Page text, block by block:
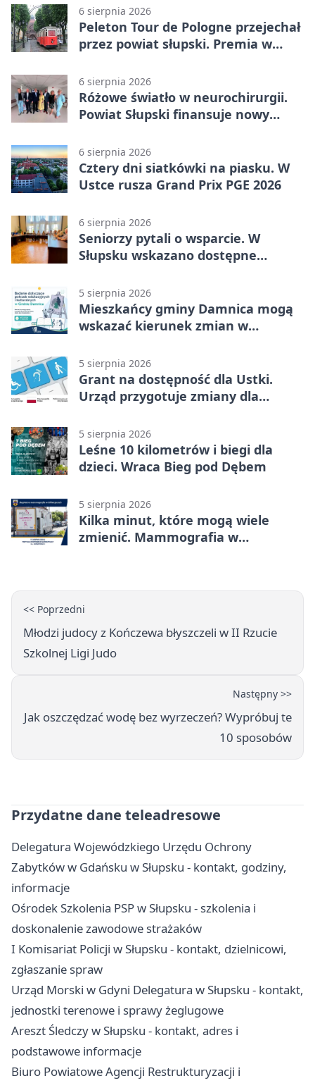
6 sierpnia 2026
Peleton Tour de Pologne przejechał
przez powiat słupski. Premia w
6 sierpnia 2026
Różowe światło w neurochirurgii.
Powiat Słupski finansuje nowy
6 sierpnia 2026
Cztery dni siatkówki na piasku. W
Ustce rusza Grand Prix PGE 2026
6 sierpnia 2026
Seniorzy pytali o wsparcie. W
Słupsku wskazano dostępne
5 sierpnia 2026
Mieszkańcy gminy Damnica mogą
wskazać kierunek zmian w
5 sierpnia 2026
Grant na dostępność dla Ustki.
Urząd przygotuje zmiany dla
5 sierpnia 2026
Leśne 10 kilometrów i biegi dla
dzieci. Wraca Bieg pod Dębem
5 sierpnia 2026
Kilka minut, które mogą wiele
zmienić. Mammografia w
<< Poprzedni
Młodzi judocy z Kończewa błyszczeli w II Rzucie
Szkolnej Ligi Judo
Następny >>
Jak oszczędzać wodę bez wyrzeczeń? Wypróbuj te
10 sposobów
Przydatne dane teleadresowe
Delegatura Wojewódzkiego Urzędu Ochrony
Zabytków w Gdańsku w Słupsku - kontakt, godziny,
informacje
Ośrodek Szkolenia PSP w Słupsku - szkolenia i
doskonalenie zawodowe strażaków
I Komisariat Policji w Słupsku - kontakt, dzielnicowi,
zgłaszanie spraw
Urząd Morski w Gdyni Delegatura w Słupsku - kontakt,
jednostki terenowe i sprawy żeglugowe
Areszt Śledczy w Słupsku - kontakt, adres i
podstawowe informacje
Biuro Powiatowe Agencji Restrukturyzacji i